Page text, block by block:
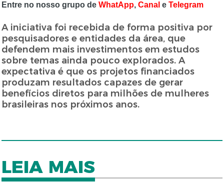
Entre no nosso grupo deWhatApp,Canal eTelegram
A iniciativa foi recebida de forma positiva por
pesquisadores e entidades da área, que
defendem mais investimentos em estudos
sobre temas ainda pouco explorados. A
expectativa é que os projetos financiados
produzam resultados capazes de gerar
benefícios diretos para milhões de mulheres
brasileiras nos próximos anos.
LEIA MAIS